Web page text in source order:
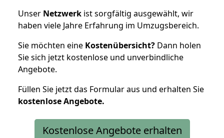
Unser Netzwerk ist sorgfältig ausgewählt, wir
haben viele Jahre Erfahrung im Umzugsbereich.
Sie möchten eine Kostenübersicht? Dann holen
Sie sich jetzt kostenlose und unverbindliche
Angebote.
Füllen Sie jetzt das Formular aus und erhalten Sie
kostenloseAngebote.
Kostenlose Angebote erhalten